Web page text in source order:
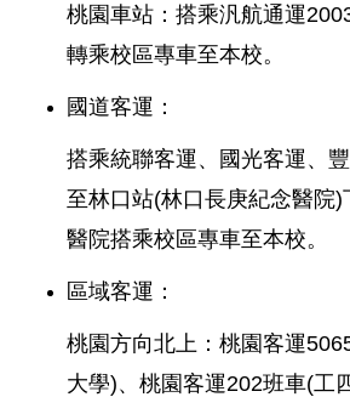
桃園車站：搭乘汎航通運
轉乘校區專車至本校。
國道客運：
搭乘統聯客運、國光客運、
至林口站(林口長庚紀念醫院
醫院搭乘校區專車至本校。
區域客運：
桃園方向北上：桃園客運
大學)、桃園客運202班車(工